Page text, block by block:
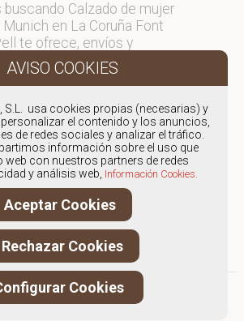
buscando Calzado de mujer
en La Coruña Font
te ofrece, envíos y
gratuítos a Península y
para otros destinos
a La Coruña gestionados
se entregarán en
de 48 horas; los pedidos
en fin de semana, el
se enviará a partir del
lunes.
S.L. usa cookies propias (necesarias) y
el contenido y los anuncios,
de redes sociales y analizar el tráfico.
información sobre el uso que
web con nuestros partners de redes
y análisis web, Información Cookies.
Aceptar Cookies
Rechazar Cookies
Cookies